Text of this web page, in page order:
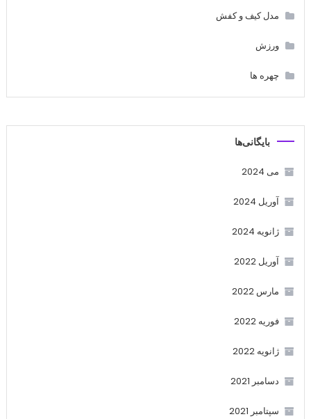
مدل کیف و کفش
ورزش
چهره ها
بایگانی‌ها
می 2024
آوریل 2024
ژانویه 2024
آوریل 2022
مارس 2022
فوریه 2022
ژانویه 2022
دسامبر 2021
سپتامبر 2021